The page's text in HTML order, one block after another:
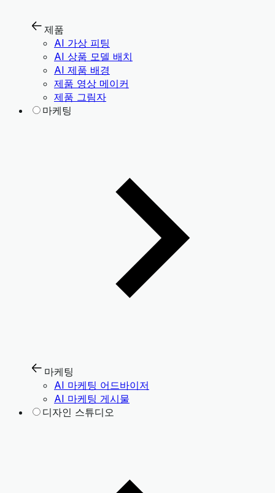
제품
AI 가상 피팅
AI 상품 모델 배치
AI 제품 배경
제품 영상 메이커
제품 그림자
마케팅
마케팅
AI 마케팅 어드바이저
AI 마케팅 게시물
디자인 스튜디오